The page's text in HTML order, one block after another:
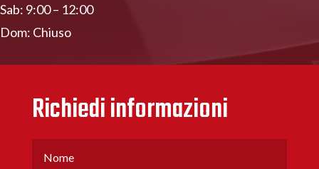
Sab: 9:00 – 12:00
Dom: Chiuso
Richiedi informazioni